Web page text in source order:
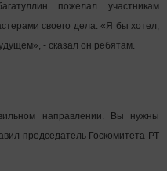
же наша основная задача -
стандартам для реального
делается в этом направлении.